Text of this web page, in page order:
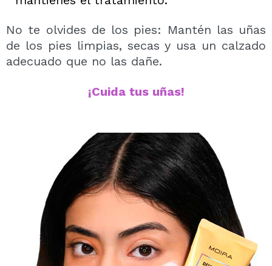
No te olvides de los pies: Mantén las uñas
de los pies limpias, secas y usa un calzado
adecuado que no las dañe.
¡Cuida tus uñas!